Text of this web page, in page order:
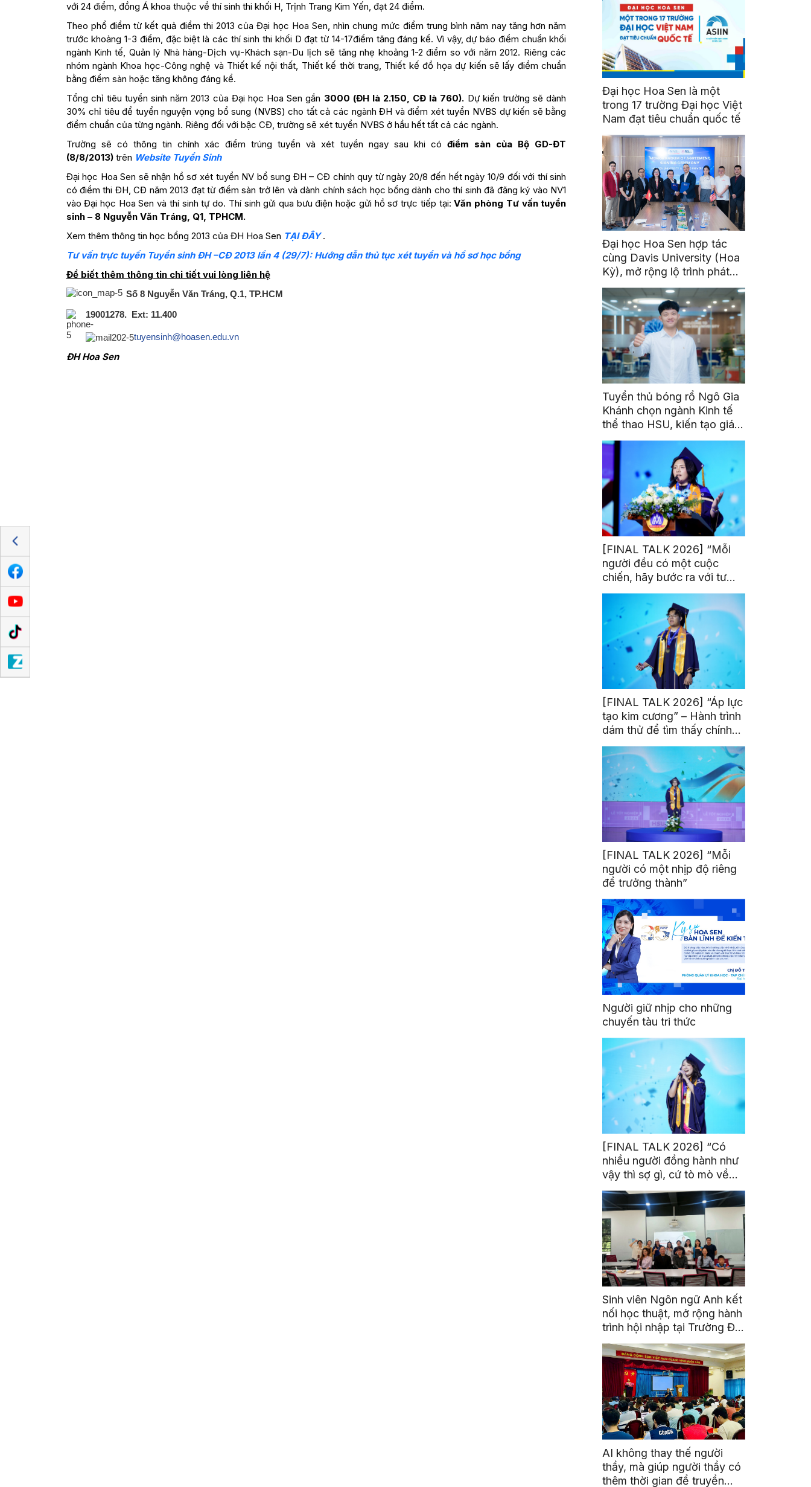
với 24 điểm, đồng Á khoa thuộc về thí sinh thi khối H, Trịnh Trang Kim Yến, đạt 24 điểm.
Theo phổ điểm từ kết quả điểm thi 2013 của Đại học Hoa Sen, nhìn chung mức điểm trung bình năm nay tăng hơn năm
trước khoảng 1-3 điểm, đặc biệt là các thí sinh thi khối D đạt từ 14-17điểm tăng đáng kể. Vì vậy, dự báo điểm chuẩn khối
ngành Kinh tế, Quản lý Nhà hàng-Dịch vụ-Khách sạn-Du lịch sẽ tăng nhẹ khoảng 1-2 điểm so với năm 2012. Riêng các
nhóm ngành Khoa học-Công nghệ và Thiết kế nội thất, Thiết kế thời trang, Thiết kế đồ họa dự kiến sẽ lấy điểm chuẩn
bằng điểm sàn hoặc tăng không đáng kể.
Tổng chỉ tiêu tuyển sinh năm 2013 của Đại học Hoa Sen gần 3000 (ĐH là 2.150, CĐ là 760). Dự kiến trường sẽ dành
30% chỉ tiêu để tuyển nguyện vọng bổ sung (NVBS) cho tất cả các ngành ĐH và điểm xét tuyển NVBS dự kiến sẽ bằng
điểm chuẩn của từng ngành. Riêng đối với bậc CĐ, trường sẽ xét tuyển NVBS ở hầu hết tất cả các ngành.
Trường sẽ có thông tin chính xác điểm trúng tuyển và xét tuyển ngay sau khi có điểm sàn của Bộ GD-ĐT
(8/8/2013) trên Website Tuyển Sinh
Đại học Hoa Sen sẽ nhận hồ sơ xét tuyển NV bổ sung ĐH – CĐ chính quy từ ngày 20/8 đến hết ngày 10/9 đối với thí sinh
có điểm thi ĐH, CĐ năm 2013 đạt từ điểm sàn trở lên và dành chính sách học bổng dành cho thí sinh đã đăng ký vào NV1
vào Đại học Hoa Sen và thí sinh tự do. Thí sinh gửi qua bưu điện hoặc gửi hồ sơ trực tiếp tại: Văn phòng Tư vấn tuyển
sinh – 8 Nguyễn Văn Tráng, Q1, TPHCM.
Xem thêm thông tin học bổng 2013 của ĐH Hoa Sen TẠI ĐÂY.
Tư vấn trực tuyến Tuyển sinh ĐH –CĐ 2013 lần 4 (29/7): Hướng dẫn thủ tục xét tuyển và hồ sơ học bổng
Để biết thêm thông tin chi tiết vui lòng liên hệ
Số 8 Nguyễn Văn Tráng, Q.1, TP.HCM
19001278. Ext: 11.400
tuyensinh@hoasen.edu.vn
ĐH Hoa Sen
Đại học Hoa Sen là một
trong 17 trường Đại học Việt
Nam đạt tiêu chuẩn quốc tế
Đại học Hoa Sen hợp tác
cùng Davis University (Hoa
Kỳ), mở rộng lộ trình phát
triển toàn cầu cho sinh viên
Tuyển thủ bóng rổ Ngô Gia
Khánh chọn ngành Kinh tế
thể thao HSU, kiến tạo giá
trị từ đam mê thể thao
[FINAL TALK 2026] “Mỗi
người đều có một cuộc
chiến, hãy bước ra với tư
thế của người chiến thắng”
[FINAL TALK 2026] “Áp lực
tạo kim cương” – Hành trình
dám thử để tìm thấy chính
mình
[FINAL TALK 2026] “Mỗi
người có một nhịp độ riêng
để trưởng thành”
Người giữ nhịp cho những
chuyến tàu tri thức
[FINAL TALK 2026] “Có
nhiều người đồng hành như
vậy thì sợ gì, cứ tò mò về
thế giới thôi”
Sinh viên Ngôn ngữ Anh kết
nối học thuật, mở rộng hành
trình hội nhập tại Trường Đại
học Quốc gia Malaysia
AI không thay thế người
thầy, mà giúp người thầy có
thêm thời gian để truyền